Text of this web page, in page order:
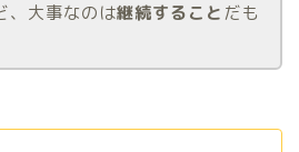
、大事なのは継続すること だも